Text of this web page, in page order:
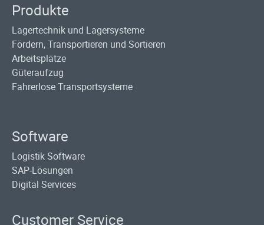
Produkte
Lagertechnik und Lagersysteme
Fördern, Transportieren und Sortieren
Arbeitsplätze
Güteraufzug
Fahrerlose Transportsysteme
Software
Logistik Software
SAP-Lösungen
Digital Services
Customer Service